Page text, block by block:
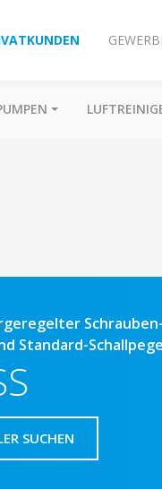
Standard-
SUCHEN